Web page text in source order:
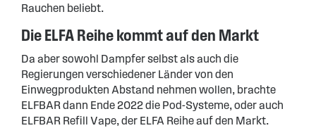
Rauchen beliebt.
Die ELFA Reihe kommt auf den Markt
Da aber sowohl Dampfer selbst als auch die
Regierungen verschiedener Länder von den
Einwegprodukten Abstand nehmen wollen, brachte
ELFBAR dann Ende 2022 die Pod-Systeme, oder auch
ELFBAR Refill Vape, der ELFA Reihe auf den Markt.